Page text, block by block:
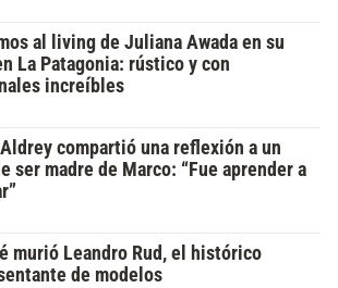
al living de Juliana Awada en su
La Patagonia: rústico y con
increíbles
compartió una reflexión a un
ser madre de Marco: “Fue aprender a
murió Leandro Rud, el histórico
de modelos